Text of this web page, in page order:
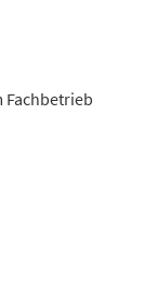
Fachbetrieb